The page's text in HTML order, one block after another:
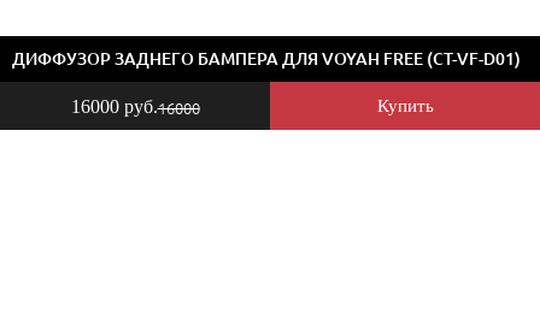
16000 руб.16000 Купить
ДИФФУЗОР ЗАДНЕГО БАМПЕРА ДЛЯ VOYAH FREE (CT-VF-D01)